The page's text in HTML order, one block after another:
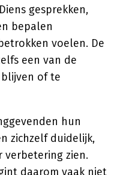
gesprekken,
bepalen
voelen. De
een van de
of te
hun
zichzelf duidelijk,
verbetering zien.
daarom vaak niet